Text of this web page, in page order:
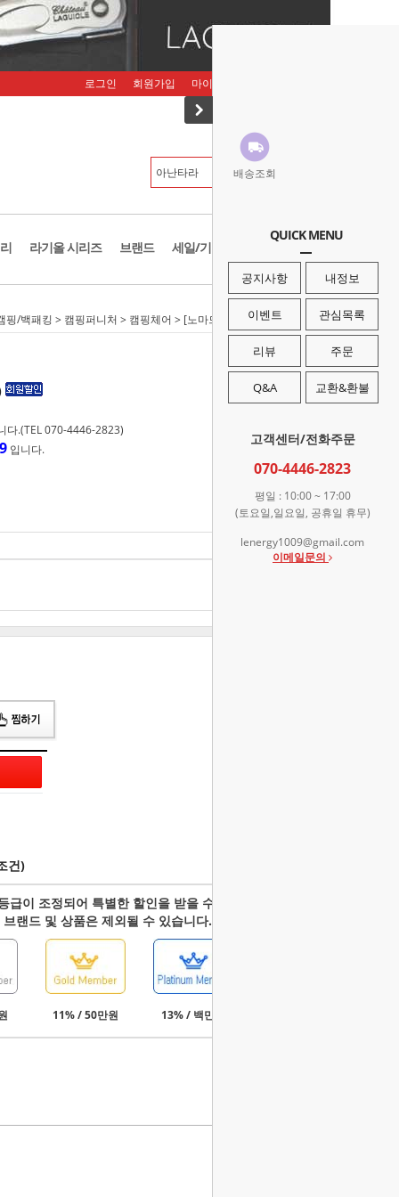
배송조회
QUICK MENU
공지사항 내정보
이벤트 관심목록
리뷰 주문
Q&A 교환&환불
고객센터/전화주문
070-4446-2823
평일 : 10:00 ~ 17:00
(토요일,일요일, 공휴일 휴무)
lenergy1009@gmail.com
이메일문의
로그인 회원가입 마이페이지
라기올 시리즈 브랜드 세일/기획존
핑/백패킹 > 캠핑퍼니처 > 캠핑체어 > [노마드]3단 솔리드 체어 L (N-8353)
다.(TEL 070-4446-2823)
입니다.
71,200원
건)
급이 조정되어 특별한 할인을 받을 수 있습니다.
랜드 및 상품은 제외될 수 있습니다.
11% / 50만원 13% / 백만원